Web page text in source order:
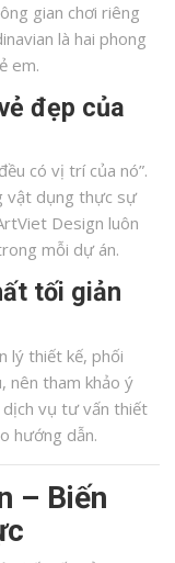
gian chơi riêng
là hai phong
em.
đẹp của
có vị trí của nó”.
vật dụng thực sự
Design luôn
mỗi dự án.
tối giản
lý thiết kế, phối
nên tham khảo ý
dịch vụ tư vấn thiết
hướng dẫn.
– Biến